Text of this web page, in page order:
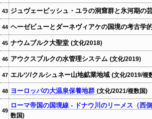
43 ジュヴェービッシュ・ユラの洞窟群と氷河期の
44 ヘーゼビューとダーネヴィアケの国境の考古学
45 ナウムブルク大聖堂 (文化/2018)
46 アウクスブルクの水管理システム (文化/2019)
47 エルツ/クルシュネー山地鉱業地域 (文化/2019/複
48 ヨーロッパの大温泉保養地群 (文化/2021/複数国)
49
ローマ帝国の国境線 - ドナウ川のリーメス（西側
数国)